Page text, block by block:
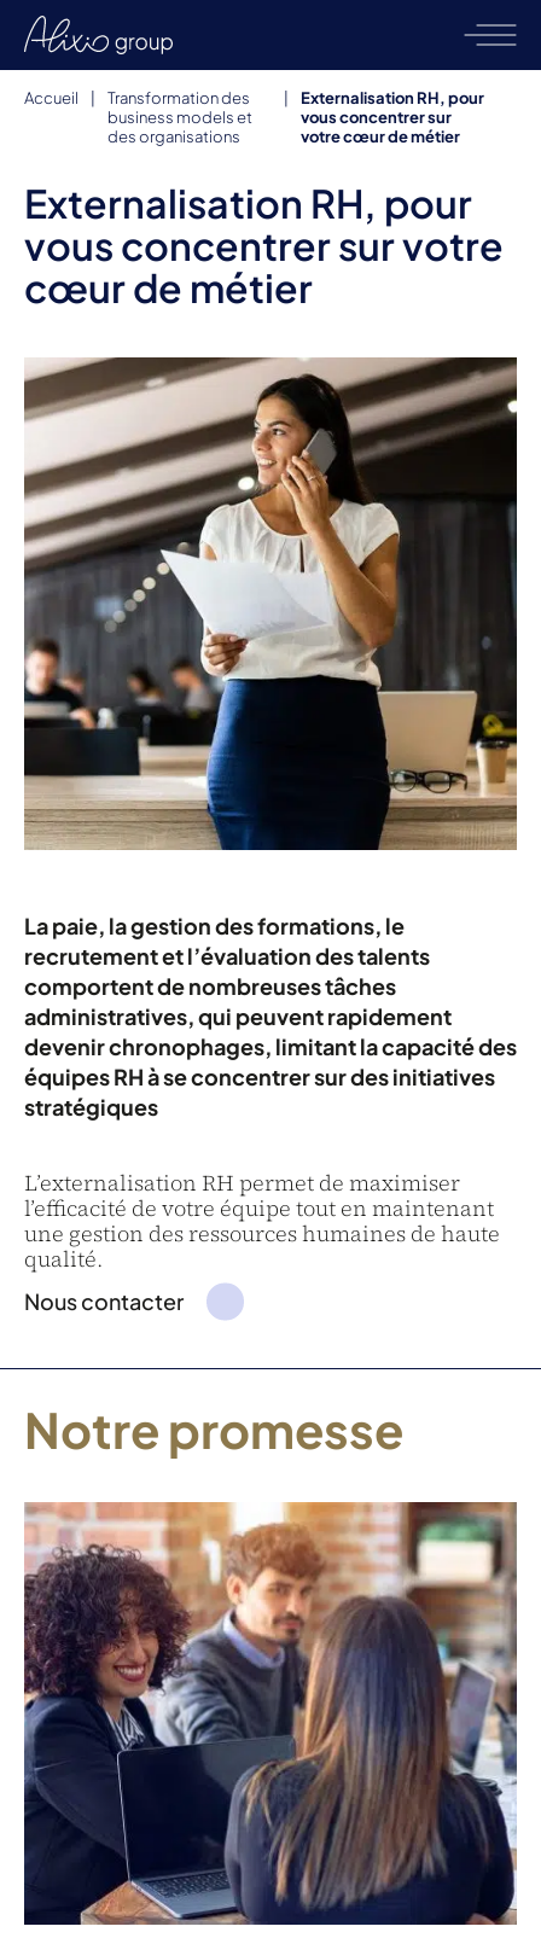
Accueil
Transformation des
business models et
des organisations
Externalisation RH, pour
vous concentrer sur
votre cœur de métier
Externalisation RH, pour
vous concentrer sur votre
cœur de métier
La paie, la gestion des formations, le
recrutement et l’évaluation des talents
comportent de nombreuses tâches
administratives, qui peuvent rapidement
devenir chronophages, limitant la capacité des
équipes RH à se concentrer sur des initiatives
stratégiques
L’externalisation RH permet de maximiser
l’efficacité de votre équipe tout en maintenant
une gestion des ressources humaines de haute
qualité.
Nous contacter
Notre promesse